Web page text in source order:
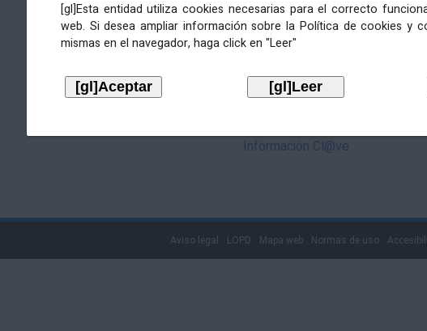
[gl]Esta entidad utiliza cookies necesarias para el correcto
web. Si desea ampliar información sobre la Política de cookies y
mismas en el navegador, haga click en "Leer"
Información Cl@ve
Aviso legal LOPD Mapa web Normas de uso